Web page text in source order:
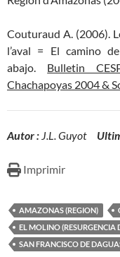
Couturaud A. (2006).
l’aval = El camino
abajo. Bulletin
Chachapoyas 2004 &
Autor : J.L. Guyot
Imprimir
AMAZONAS (REGION)
EL MOLINO (RESURGENCIA
SAN FRANCISCO DE